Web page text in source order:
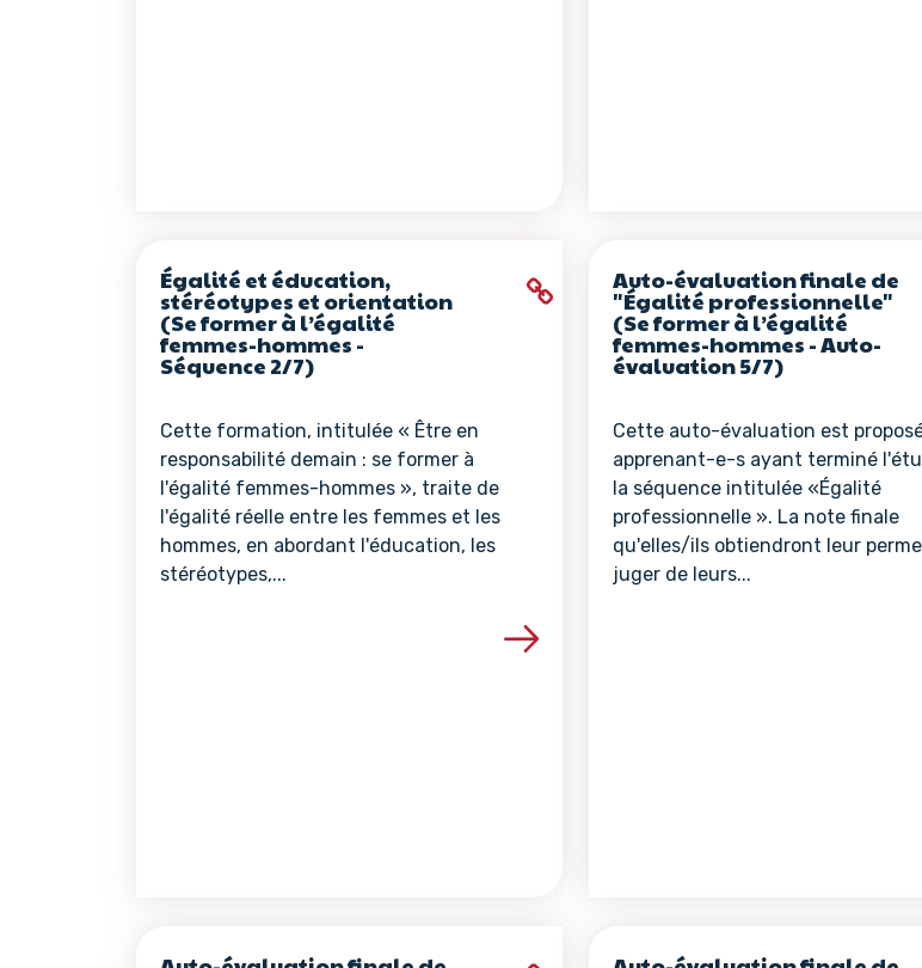
Égalité et éducation,
stéréotypes et orientation
(Se former à l’égalité
femmes-hommes -
Séquence 2/7)
Cette formation, intitulée « Être en
responsabilité demain : se former à
l'égalité femmes-hommes », traite de
l'égalité réelle entre les femmes et les
hommes, en abordant l'éducation, les
stéréotypes,...
Voir les détails de la ressource
Auto-évaluation finale de
"Égalité professionnelle"
(Se former à l’égalité
femmes-hommes - Auto-
évaluation 5/7)
Cette auto-évaluation est
apprenant-e-s ayant terminé
la séquence intitulée «Égalité
professionnelle ». La note finale
qu'elles/ils obtiendront leur
juger de leurs...
Voir les